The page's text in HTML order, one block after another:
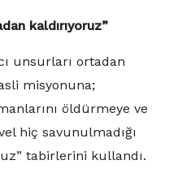
kaldırıyoruz”
unsurları ortadan
misyonuna;
öldürmeye ve
hiç savunulmadığı
tabirlerini kullandı.